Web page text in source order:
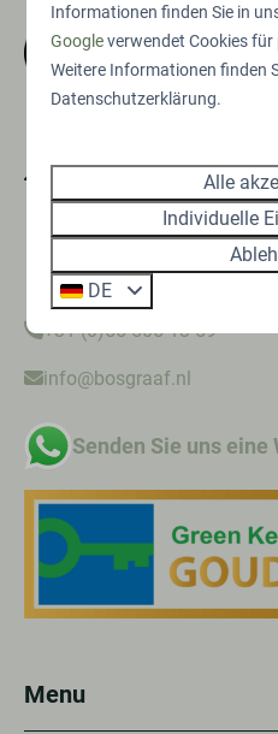
Kanaal Zuid 444
7364 CB Lieren
Gelderland
Nederland
+31 (0)55-505 13 59
info@bosgraaf.nl
Senden Sie uns
Menu
Informationen finden Sie in
Googleverwendet Cookies
Weitere Informationen finden
Datenschutzerklärung.
Alle
Individuelle
DE